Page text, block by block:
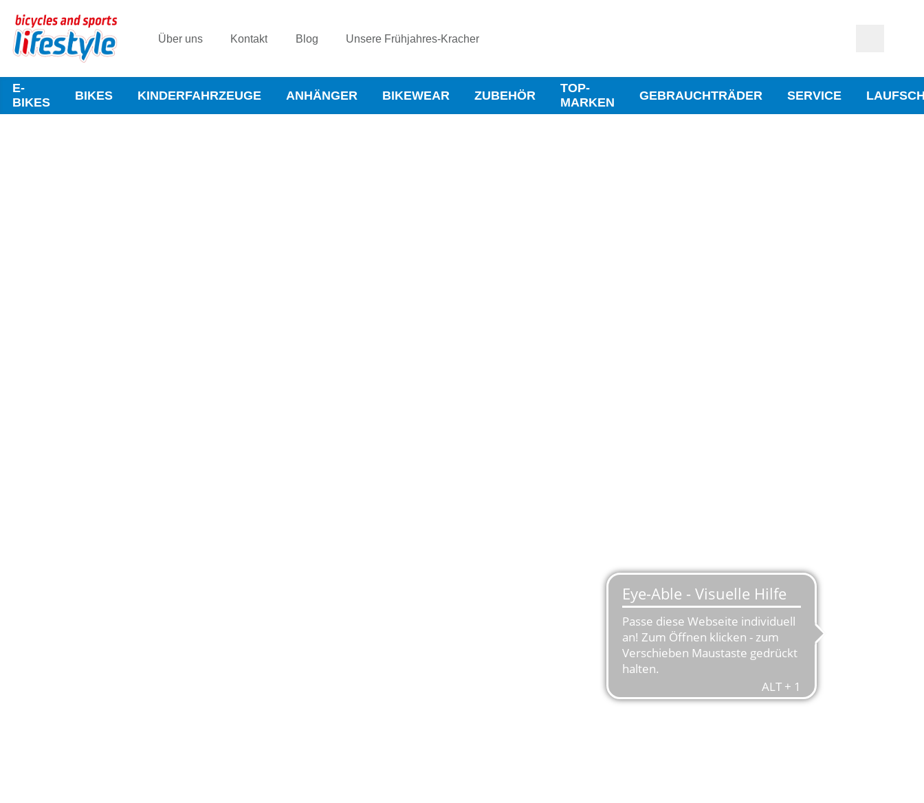
Über uns Kontakt Blog Unsere Frühjahres-Kracher
E-
BIKES
BIKES KINDERFAHRZEUGE ANHÄNGER BIKEWEAR ZUBEHÖR
TOP-
MARKEN
GEBRAUCHTRÄDER SERVICE